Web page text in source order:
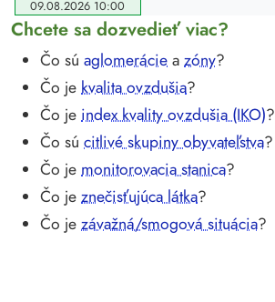
09.08.2026 10:00
Chcete sa dozvedieť viac?
Čo sú aglomerácieazóny?
Čo jekvalita ovzdušia?
Čo jeindex kvality ovzdušia (IKO)?
Čo sú citlivé skupiny obyvateľstva?
Čo jemonitorovacia stanica?
Čo jeznečisťujúca látka?
Čo jezávažná/smogová situácia?